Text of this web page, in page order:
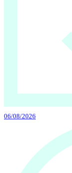
06/08/2026